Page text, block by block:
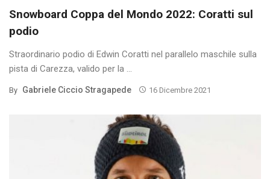
Snowboard Coppa del Mondo 2022: Coratti sul
podio
Straordinario podio di Edwin Coratti nel parallelo maschile sulla
pista di Carezza, valido per la ...
By Gabriele Ciccio Stragapede 16 Dicembre 2021